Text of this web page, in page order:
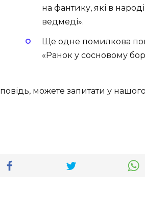
на фантику, які в
ведмеді».
Ще одне помилкова
«Ранок у сосновому
можете запитати у нашого